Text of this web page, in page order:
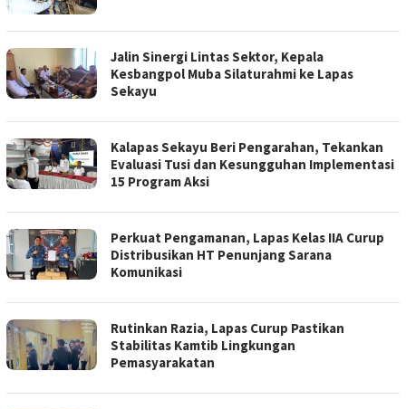
Jalin Sinergi Lintas Sektor, Kepala
Kesbangpol Muba Silaturahmi ke Lapas
Sekayu
Kalapas Sekayu Beri Pengarahan, Tekankan
Evaluasi Tusi dan Kesungguhan Implementasi
15 Program Aksi
Perkuat Pengamanan, Lapas Kelas IIA Curup
Distribusikan HT Penunjang Sarana
Komunikasi
Rutinkan Razia, Lapas Curup Pastikan
Stabilitas Kamtib Lingkungan
Pemasyarakatan